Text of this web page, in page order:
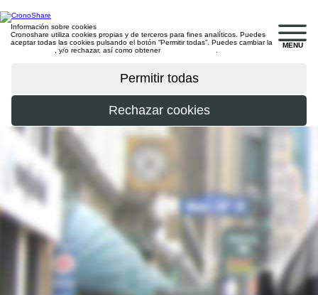
MENU
Información sobre cookies
Cronoshare utiliza cookies propias y de terceros para fines analíticos. Puedes
aceptar todas las cookies pulsando el botón “Permitir todas”. Puedes cambiar la
, y/o rechazar, así como obtener